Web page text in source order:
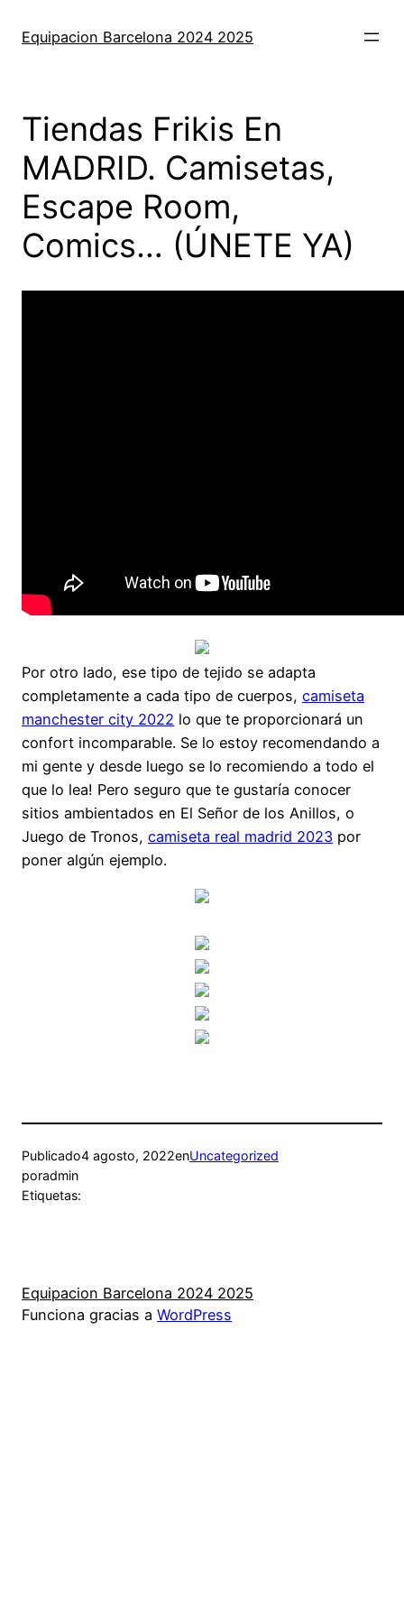
Equipacion Barcelona 2024 2025
Tiendas Frikis En
MADRID. Camisetas,
Escape Room,
Comics… (ÚNETE YA)
Por otro lado, ese tipo de tejido se adapta
completamente a cada tipo de cuerpos, camiseta
manchester city 2022 lo que te proporcionará un
confort incomparable. Se lo estoy recomendando a
mi gente y desde luego se lo recomiendo a todo el
que lo lea! Pero seguro que te gustaría conocer
sitios ambientados en El Señor de los Anillos, o
Juego de Tronos, camiseta real madrid 2023 por
poner algún ejemplo.
Publicado4 agosto, 2022enUncategorized
poradmin
Etiquetas:
Equipacion Barcelona 2024 2025
Funciona gracias a WordPress